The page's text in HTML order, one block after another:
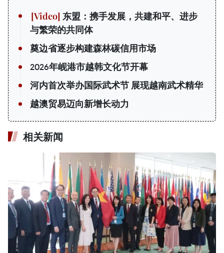
东盟：携手发展，共建和平、进步
与繁荣的共同体
奠边省逐步构建森林碳信用市场
2026年岘港市越韩文化节开幕
河内首次举办国际武术节 展现越南武术精华
越澳贸易迈向新增长动力
相关新闻